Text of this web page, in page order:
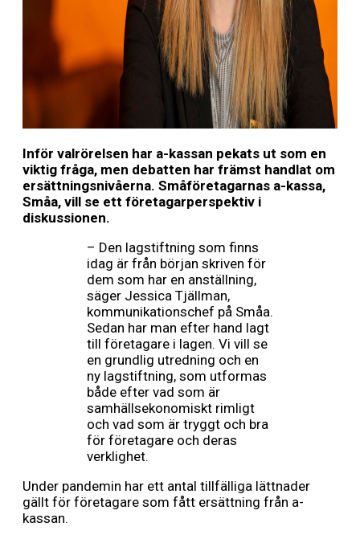
Inför valrörelsen har a-kassan pekats ut som en
viktig fråga, men debatten har främst handlat om
ersättningsnivåerna. Småföretagarnas a-kassa,
Småa, vill se ett företagarperspektiv i
diskussionen.
– Den lagstiftning som finns
idag är från början skriven för
dem som har en anställning,
säger Jessica Tjällman,
kommunikationschef på Småa.
Sedan har man efter hand lagt
till företagare i lagen. Vi vill se
en grundlig utredning och en
ny lagstiftning, som utformas
både efter vad som är
samhällsekonomiskt rimligt
och vad som är tryggt och bra
för företagare och deras
verklighet.
Under pandemin har ett antal tillfälliga lättnader
gällt för företagare som fått ersättning från a-
kassan.